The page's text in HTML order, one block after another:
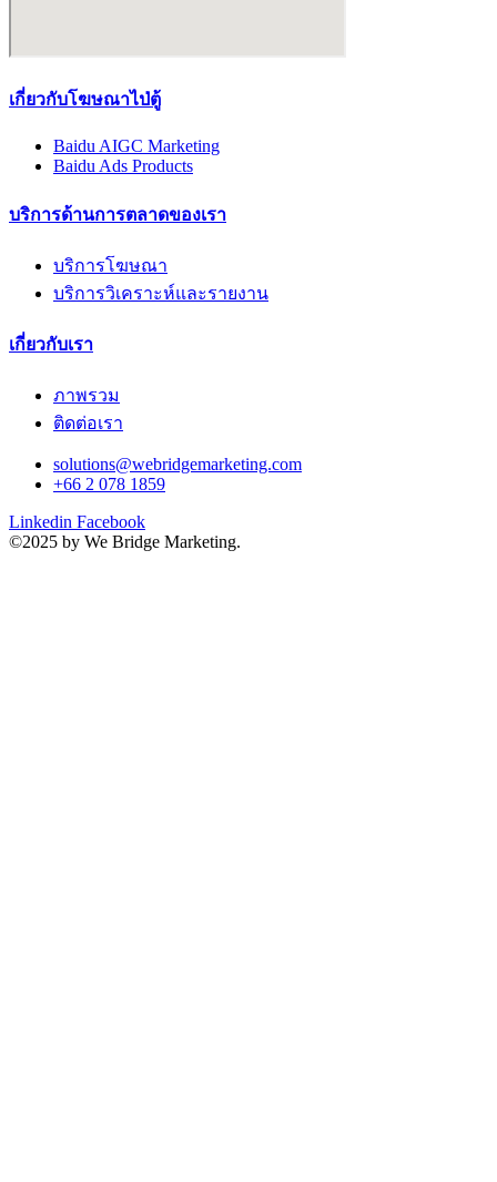
เกี่ยวกับโฆษณาไป่ตู้
Baidu AIGC Marketing
Baidu Ads Products
บริการด้านการตลาดของเรา
บริการโฆษณา
บริการวิเคราะห์และรายงาน
เกี่ยวกับเรา
ภาพรวม
ติดต่อเรา
solutions@webridgemarketing.com
+66 2 078 1859
Linkedin Facebook
©2025 by We Bridge Marketing.